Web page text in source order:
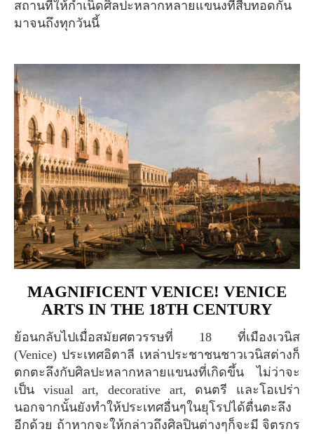
สถานที่ให้กำเนิดศิลปะหลากหลายแขนงที่สืบทอดกัน
มาจนถึงทุกวันนี้
MAGNIFICENT VENICE! VENICE
ARTS IN THE 18TH CENTURY
ย้อนกลับไปเมื่อสมัยศตวรรษที่ 18 ที่เมืองเวนิส
(Venice) ประเทศอิตาลี เหล่าประชาชนชาวเวนิสต่างก็
ตกตะลึงกับศิลปะหลากหลายแขนงที่เกิดขึ้น ไม่ว่าจะ
เป็น visual art, decorative art, ดนตรี และโอเปร่า
นอกจากนั้นยังทำให้ประเทศอื่นๆในยุโรปได้ตื่นตะลึง
อีกด้วย ถ้าหากจะให้กล่าวถึงศิลปินต่างๆก็จะมี จิตรกร